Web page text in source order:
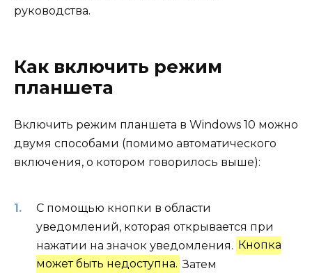
руководства.
Как включить режим
планшета
Включить режим планшета в Windows 10 можно
двумя способами (помимо автоматического
включения, о котором говорилось выше):
С помощью кнопки в области
уведомлений, которая открывается при
нажатии на значок уведомления. Кнопка
может быть недоступна. Затем